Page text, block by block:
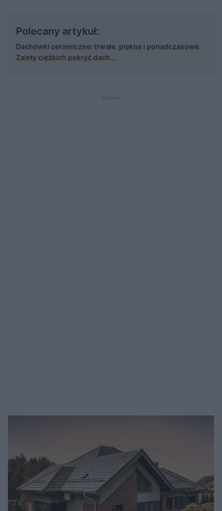
Polecany artykuł:
Dachówki ceramiczne: trwałe, piękne i ponadczasowe.
Zalety ciężkich pokryć dach…